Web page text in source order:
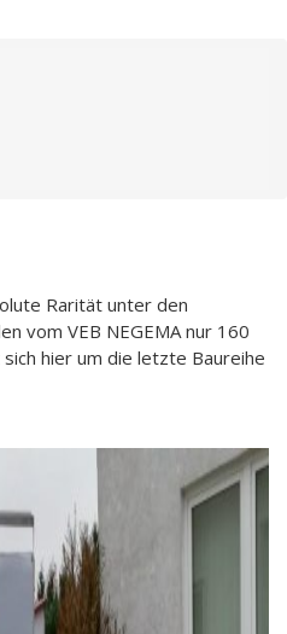
Rarität unter den
vom VEB NEGEMA nur 160
hier um die letzte Baureihe